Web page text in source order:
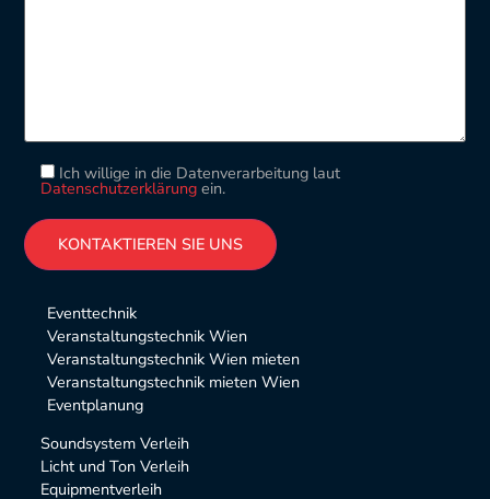
Ich willige in die Datenverarbeitung laut
Datenschutzerklärungein.
Please leave this field empty.
Eventtechnik
Veranstaltungstechnik Wien
Veranstaltungstechnik Wien mieten
Veranstaltungstechnik mieten Wien
Eventplanung
Soundsystem Verleih
Licht und Ton Verleih
Equipmentverleih